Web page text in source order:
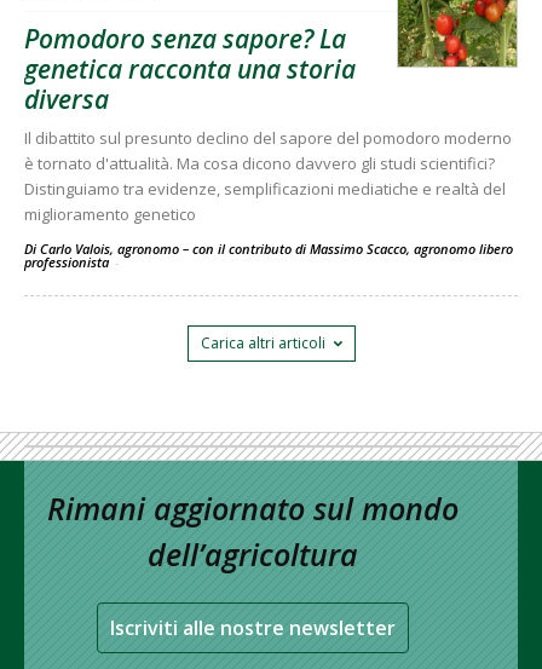
Pomodoro senza sapore? La
genetica racconta una storia
diversa
Il dibattito sul presunto declino del sapore del pomodoro moderno
è tornato d'attualità. Ma cosa dicono davvero gli studi scientifici?
Distinguiamo tra evidenze, semplificazioni mediatiche e realtà del
miglioramento genetico
Di Carlo Valois, agronomo – con il contributo di Massimo Scacco, agronomo libero
professionista -
Carica altri articoli
Rimani aggiornato sul mondo
dell’agricoltura
Iscriviti alle nostre newsletter